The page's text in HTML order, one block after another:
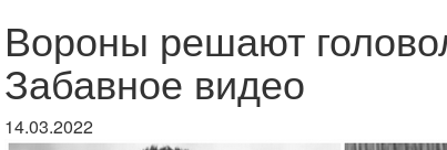
Вороны решают
Забавное видео
14.03.2022